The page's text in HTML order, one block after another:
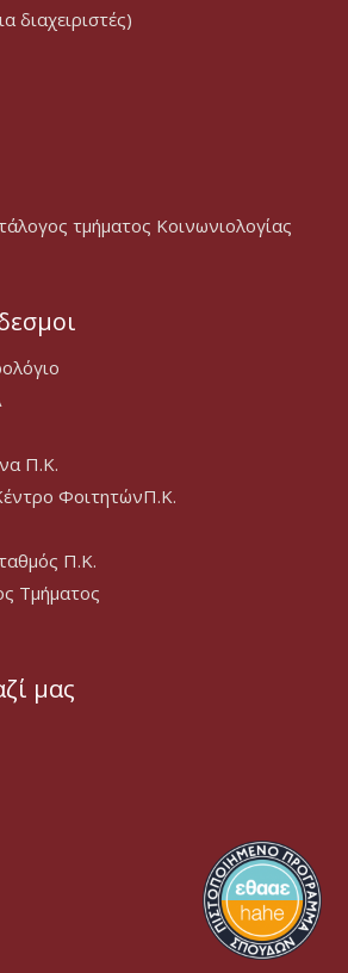
διαχειριστές)
τμήματος Κοινωνιολογίας
Π.Κ.
ΦοιτητώνΠ.Κ.
Π.Κ.
Τμήματος
μας